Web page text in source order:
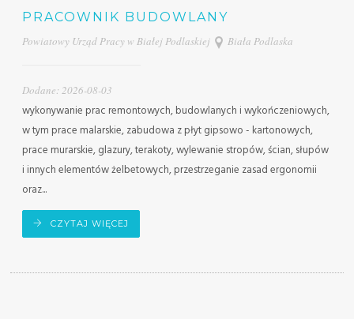
PRACOWNIK BUDOWLANY
Powiatowy Urząd Pracy w Białej Podlaskiej Biała Podlaska
Dodane: 2026-08-03
wykonywanie prac remontowych, budowlanych i wykończeniowych,
w tym prace malarskie, zabudowa z płyt gipsowo - kartonowych,
prace murarskie, glazury, terakoty, wylewanie stropów, ścian, słupów
i innych elementów żelbetowych, przestrzeganie zasad ergonomii
oraz...
CZYTAJ WIĘCEJ